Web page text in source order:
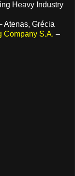
Heavy Industry
Atenas, Grécia
Company S.A. –